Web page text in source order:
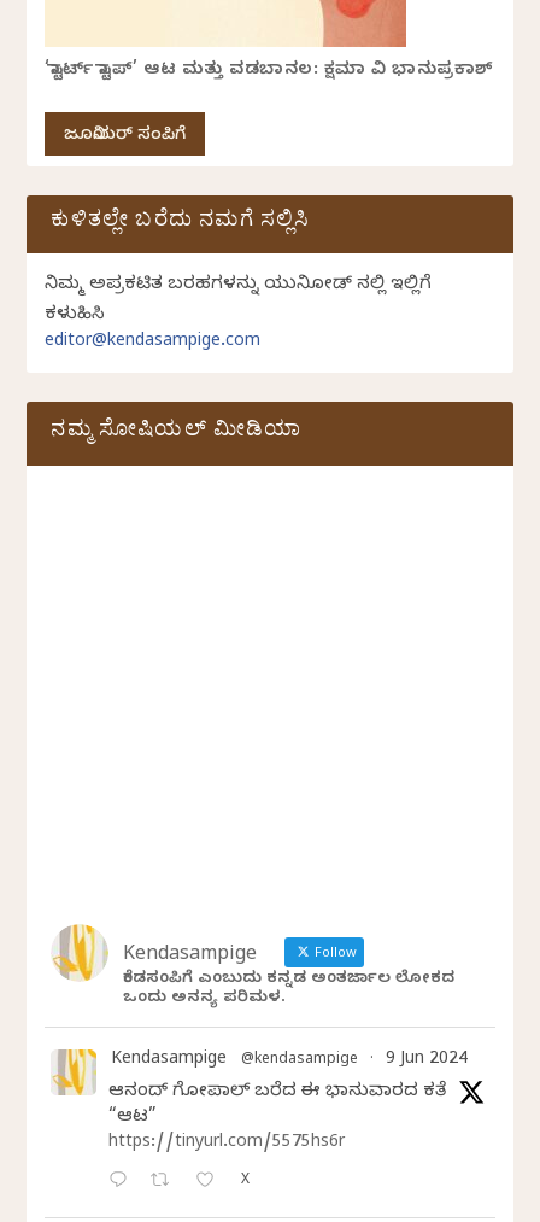
‘ಸ್ಟಾರ್ಟ್ ಸ್ಟಾಪ್’ ಆಟ ಮತ್ತು ವಡಬಾನಲ: ಕ್ಷಮಾ ವಿ ಭಾನುಪ್ರಕಾಶ್
ಜೂನಿಯರ್ ಸಂಪಿಗೆ
ಕುಳಿತಲ್ಲೇ ಬರೆದು ನಮಗೆ ಸಲ್ಲಿಸಿ
ನಿಮ್ಮ ಅಪ್ರಕಟಿತ ಬರಹಗಳನ್ನು ಯುನಿಕೋಡ್ ನಲ್ಲಿ ಇಲ್ಲಿಗೆ
ಕಳುಹಿಸಿ
editor@kendasampige.com
ನಮ್ಮ ಸೋಷಿಯಲ್‌ ಮೀಡಿಯಾ
Kendasampige Follow
ಕೆಂಡಸಂಪಿಗೆ ಎಂಬುದು ಕನ್ನಡ ಅಂತರ್ಜಾಲ ಲೋಕದ
ಒಂದು ಅನನ್ಯ ಪರಿಮಳ.
Kendasampige @kendasampige · 9 Jun 2024
ಆನಂದ್‌ ಗೋಪಾಲ್‌ ಬರೆದ ಈ ಭಾನುವಾರದ ಕತೆ
“ಆಟ”
https://tinyurl.com/5575hs6r
X